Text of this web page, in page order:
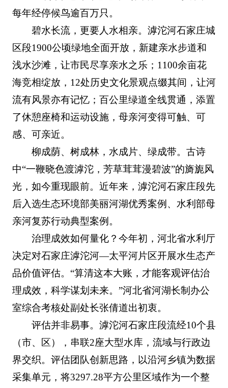
每年经停候鸟逾百万只。
碧水长流，更要人水相亲。滹沱河石家庄城
区段1900公顷绿地全面开放，新建亲水步道和
浅水沙滩，让市民尽享亲水之乐；1100余亩花
海竞相绽放，12处历史文化景观点缀其间，让河
流有风景亦有记忆；百公里绿道全线贯通，添置
了休憩座椅和运动设施，母亲河变得可触、可
感、可亲近。
柳成荫、树成林，水成片、绿成带。古诗
中“一鞭晓色渡滹沱，芳草茸茸漫碧波”的旖旎风
光，如今重现眼前。近年来，滹沱河石家庄段先
后入选生态环境部美丽河湖优秀案例、水利部母
亲河复苏行动典型案例。
治理成效如何量化？今年初，河北省水利厅
决定对石家庄滹沱河—太平河片区开展水生态产
品价值评估。“算清这本大账，才能客观评估治
理成效，科学谋划未来。”河北省河湖长制办公
室综合考核处副处长张倩道出初衷。
评估并非易事。滹沱河石家庄段流经10个县
（市、区），串联2座大型水库，流域与行政边
界交织。评估团队创新思路，以沿河乡镇为数据
采集单元，将3297.28平方公里区域作为一个整